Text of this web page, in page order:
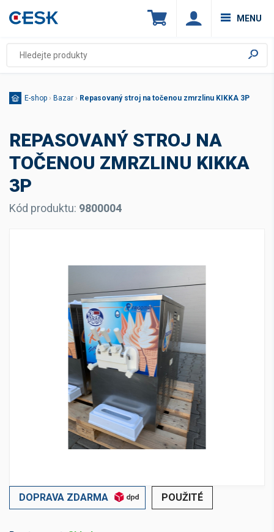
MENU
E-shop › Bazar › Repasovaný stroj na točenou zmrzlinu KIKKA 3P
REPASOVANÝ STROJ NA
TOČENOU ZMRZLINU KIKKA
3P
Kód produktu: 9800004
DOPRAVA ZDARMA POUŽITÉ